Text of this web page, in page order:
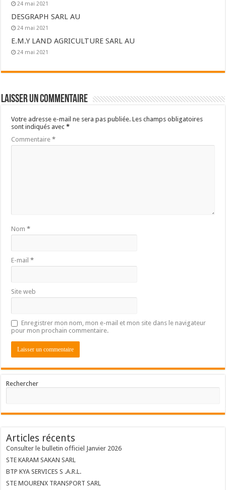
24 mai 2021
DESGRAPH SARL AU
24 mai 2021
E.M.Y LAND AGRICULTURE SARL AU
24 mai 2021
Laisser un commentaire
Votre adresse e-mail ne sera pas publiée. Les champs obligatoires
sont indiqués avec*
Commentaire*
Nom*
E-mail*
Site web
Enregistrer mon nom, mon e-mail et mon site dans le navigateur
pour mon prochain commentaire.
Rechercher
Articles récents
Consulter le bulletin officiel Janvier 2026
STE KARAM SAKAN SARL
BTP KYA SERVICES S .A.R.L.
STE MOURENX TRANSPORT SARL